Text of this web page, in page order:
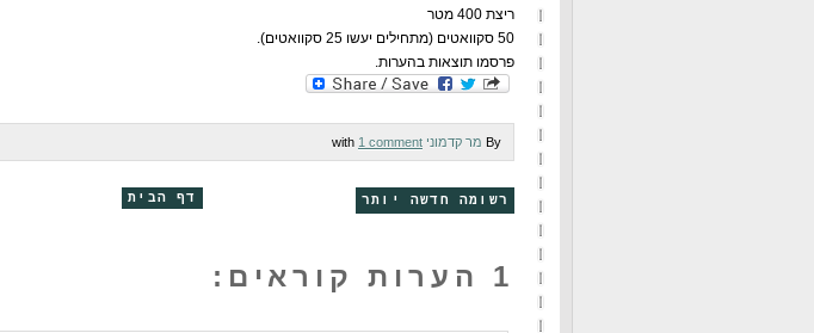
ריצת 400 מטר
50 סקוואטים (מתחילים יעשו 25 סקוואטים).
פרסמו תוצאות בהערות.
By מר קדמוני 1 comment
רשומה חדשה יותר דף הבית
1 הערות קוראים: